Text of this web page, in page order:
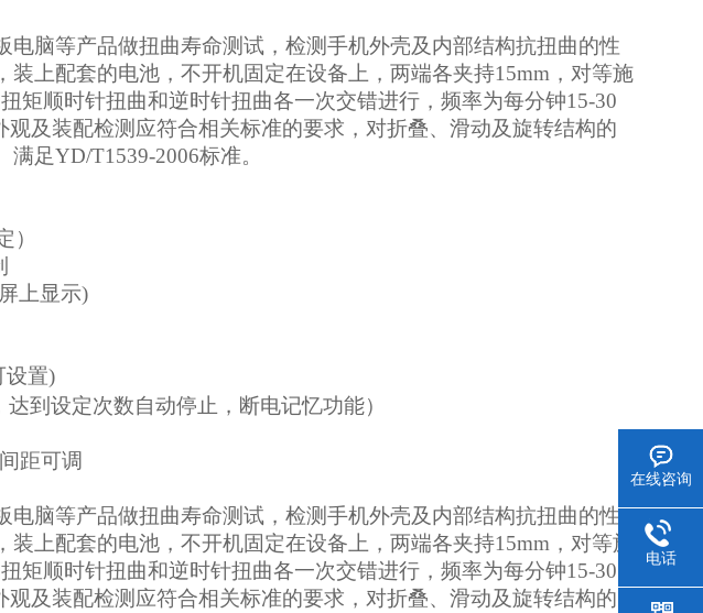
电脑等产品做扭曲寿命测试，检测手机外壳及内部结构抗扭曲的性
装上配套的电池，不开机固定在设备上，两端各夹持15mm，对等施
矩顺时针扭曲和逆时针扭曲各一次交错进行，频率为每分钟15-30
及装配检测应符合相关标准的要求，对折叠、滑动及旋转结构的
足YD/T1539-2006标准。
）
上显示)
设置)
到设定次数自动停止，断电记忆功能）
距可调
电脑等产品做扭曲寿命测试，检测手机外壳及内部结构抗扭曲的性
装上配套的电池，不开机固定在设备上，两端各夹持15mm，对等施
矩顺时针扭曲和逆时针扭曲各一次交错进行，频率为每分钟15-30
及装配检测应符合相关标准的要求，对折叠、滑动及旋转结构的
在线咨询
电话